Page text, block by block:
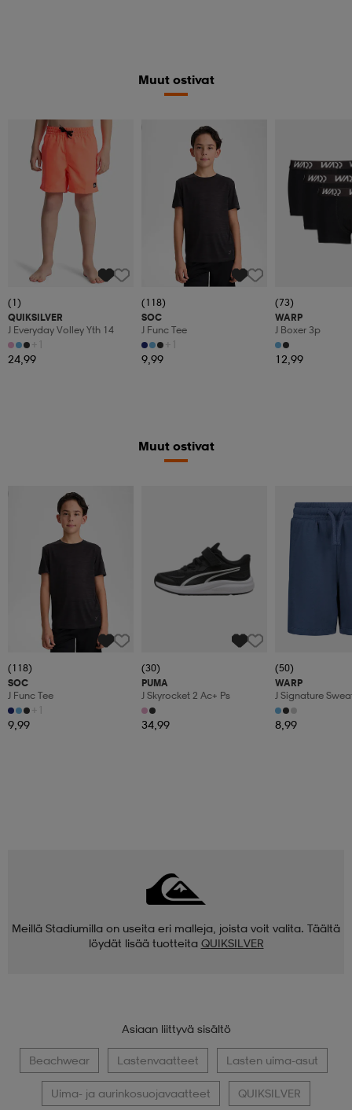
Muut ostivat
(1)
QUIKSILVER
J Everyday Volley Yth 14
+1
24,99
Katso hintaa
(118)
SOC
J Func Tee
+1
9,99
(73)
WARP
J Boxer 3p
12,99
Muut ostivat
Katso hintaa
(118)
SOC
J Func Tee
+1
9,99
(30)
PUMA
J Skyrocket 2 Ac+ Ps
34,99
(50)
WARP
J Signature
8,99
Meillä Stadiumilla on useita eri malleja, joista voit valita. Täältä
löydät lisää tuotteita QUIKSILVER
Asiaan liittyvä sisältö
Beachwear Lastenvaatteet Lasten uima-asut
Uima- ja aurinkosuojavaatteet QUIKSILVER